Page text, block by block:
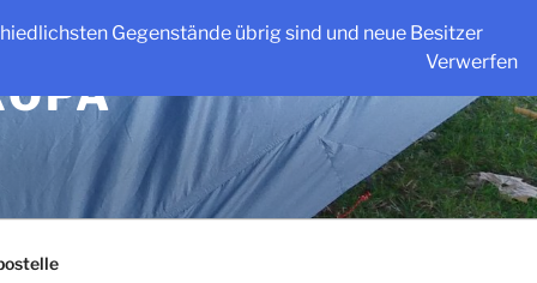
Gegenstände übrig sind und neue Besitzer
Verwerfen